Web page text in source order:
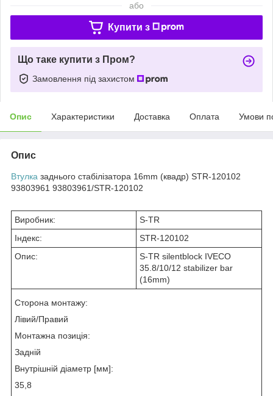
або
Купити з
Що таке купити з Пром?
Замовлення під захистом
Опис Характеристики Доставка Оплата Умови
Опис
Втулка заднього стабілізатора 16mm (квадр) STR-120102
93803961 93803961/STR-120102
Виробник:
S-TR
Індекс:
STR-120102
Опис:
S-TR silentblock IVECO
35.8/10/12 stabilizer bar
(16mm)
Сторона монтажу:
Лівий/Правий
Монтажна позиція:
Задній
Внутрішній діаметр [мм]:
35,8